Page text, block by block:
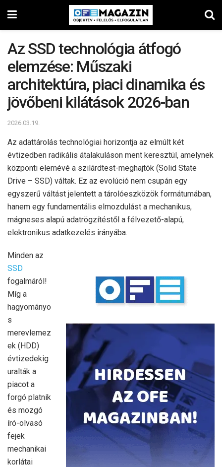
Az SSD technológia átfogó
elemzése: Műszaki
architektúra, piaci dinamika és
jövőbeni kilátások 2026-ban
2026.03.19.
Az adattárolás technológiai horizontja az elmúlt két
évtizedben radikális átalakuláson ment keresztül, amelynek
központi elemévé a szilárdtest-meghajtók (Solid State
Drive – SSD) váltak. Ez az evolúció nem csupán egy
egyszerű váltást jelentett a tárolóeszközök formátumában,
hanem egy fundamentális elmozdulást a mechanikus,
mágneses alapú adatrögzítéstől a félvezető-alapú,
elektronikus adatkezelés irányába.
Minden az
SSD
fogalmáról!
Míg a
hagyományo
s
merevlemez
ek (HDD)
évtizedekig
uralták a
piacot a
forgó platnik
és mozgó
író-olvasó
fejek
mechanikai
korlátai